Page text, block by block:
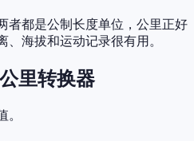
者都是公制长度单位，公里正好
、海拔和运动记录很有用。
里转换器
。